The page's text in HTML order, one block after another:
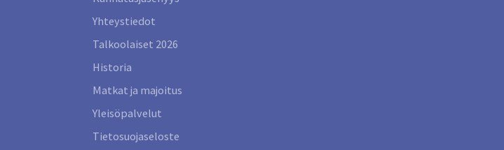
Yhteystiedot
Talkoolaiset 2026
Historia
Matkat ja majoitus
Yleisöpalvelut
Tietosuojaseloste